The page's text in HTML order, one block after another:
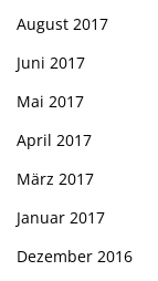
August 2017
Juni 2017
Mai 2017
April 2017
März 2017
Januar 2017
Dezember 2016